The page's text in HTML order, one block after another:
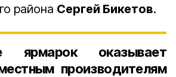
района Сергей Бикетов.
ярмарок оказывает
производителям